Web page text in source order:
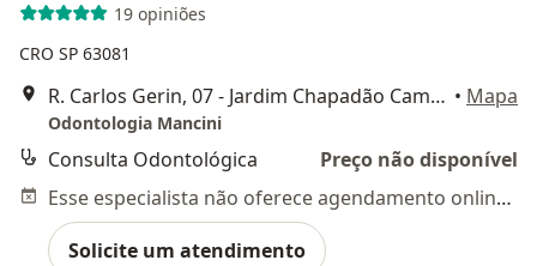
19 opiniões
CRO SP 63081
R. Carlos Gerin, 07 - Jardim Chapadão Campinas - SP, Campinas • Mapa
Odontologia Mancini
Consulta Odontológica
Preço não disponível
Esse especialista não oferece agendamento online para esse endereço.
Solicite um atendimento